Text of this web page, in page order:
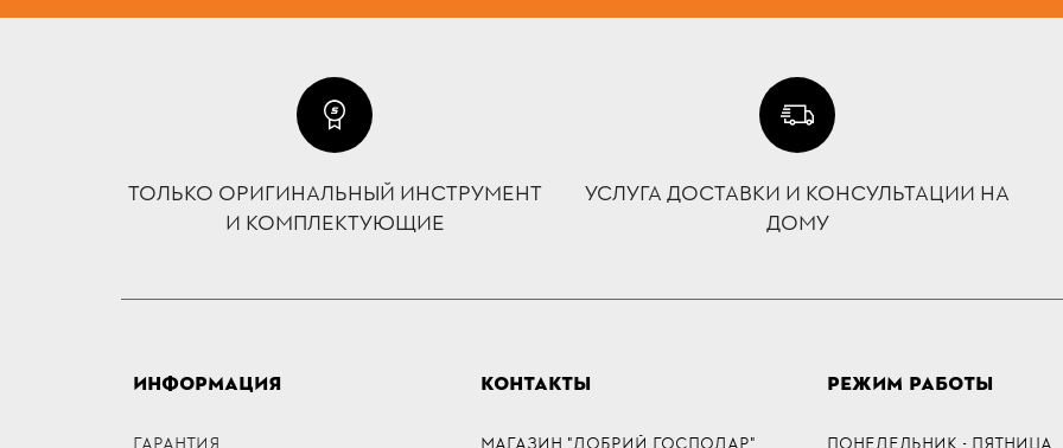
ТОЛЬКО ОРИГИНАЛЬНЫЙ ИНСТРУМЕНТ
И КОМПЛЕКТУЮЩИЕ
УСЛУГА ДОСТАВКИ И КОНСУЛЬТАЦИИ НА
ДОМУ
ИНФОРМАЦИЯ
ГАРАНТИЯ
КОНТАКТЫ
МАГАЗИН "ДОБРИЙ ГОСПОДАР"
РЕЖИМ РАБОТЫ
ПОНЕДЕЛЬНИК - ПЯТНИЦА